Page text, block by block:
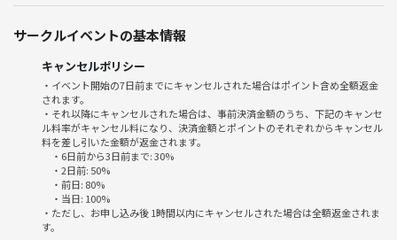
■開催時刻■13時00～19:00(受付12時30～)(開場12時15分〜)
■最寄り駅■難波駅から徒歩10分
心斎橋駅から徒歩15～20分
■開催場所■ BLUE BOX
※会場は2階ではなく4階です
(大阪市中央区千日前1丁目8-20 高橋ビル)
サークルイベントの基本情報
キャンセルポリシー
・イベント開始の7日前までにキャンセルされた場合はポイント含め全額返金
されます。
・それ以降にキャンセルされた場合は、事前決済金額のうち、下記のキャンセ
ル料率がキャンセル料になり、決済金額とポイントのそれぞれからキャンセル
料を差し引いた金額が返金されます。
・6日前から3日前まで: 30%
・2日前: 50%
・前日: 80%
・当日: 100%
・ただし、お申し込み後 1時間以内にキャンセルされた場合は全額返金されま
す。